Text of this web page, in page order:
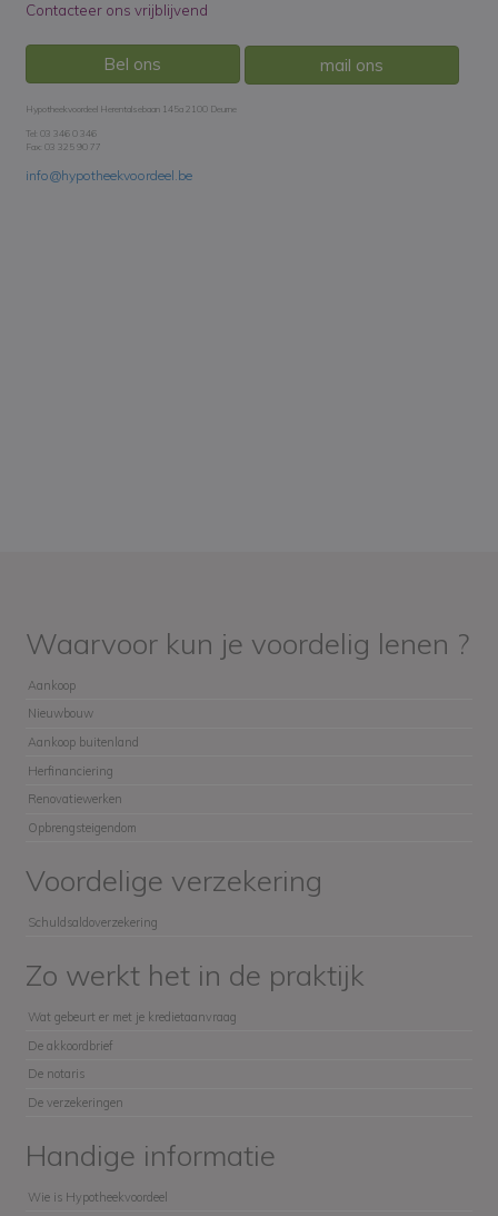
Contacteer ons vrijblijvend
Bel ons mail ons
Hypotheekvoordeel Herentalsebaan 145a 2100 Deurne
Tel: 03 346 0 346
Fax: 03 325 90 77
info@hypotheekvoordeel.be
Waarvoor kun je voordelig lenen ?
Aankoop
Nieuwbouw
Aankoop buitenland
Herfinanciering
Renovatiewerken
Opbrengsteigendom
Voordelige verzekering
Schuldsaldoverzekering
Zo werkt het in de praktijk
Wat gebeurt er met je kredietaanvraag
De akkoordbrief
De notaris
De verzekeringen
Handige informatie
Wie is Hypotheekvoordeel